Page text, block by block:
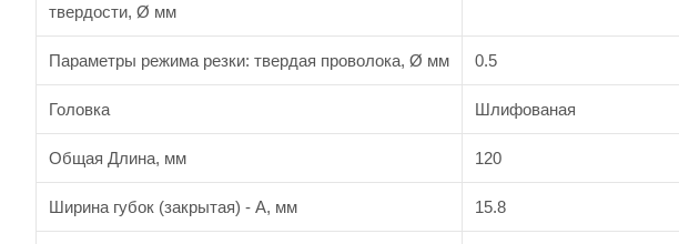
твердости, Ø мм
Параметры режима резки: твердая проволока, Ø мм 0.5
Головка Шлифованая
Общая Длина, мм 120
Ширина губок (закрытая) - A, мм 15.8